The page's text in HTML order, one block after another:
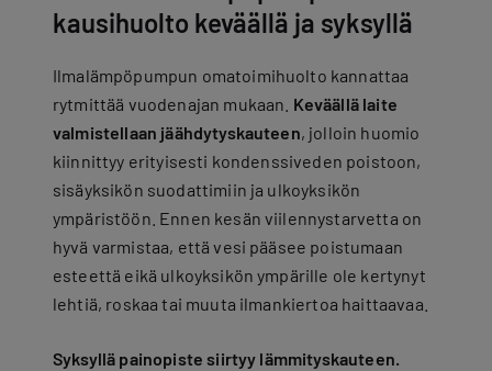
kausihuolto keväällä ja syksyllä
Ilmalämpöpumpun omatoimihuolto kannattaa
rytmittää vuodenajan mukaan. Keväällä laite
valmistellaan jäähdytyskauteen, jolloin huomio
kiinnittyy erityisesti kondenssiveden poistoon,
sisäyksikön suodattimiin ja ulkoyksikön
ympäristöön. Ennen kesän viilennystarvetta on
hyvä varmistaa, että vesi pääsee poistumaan
esteettä eikä ulkoyksikön ympärille ole kertynyt
lehtiä, roskaa tai muuta ilmankiertoa haittaavaa.
Syksyllä painopiste siirtyy lämmityskauteen.